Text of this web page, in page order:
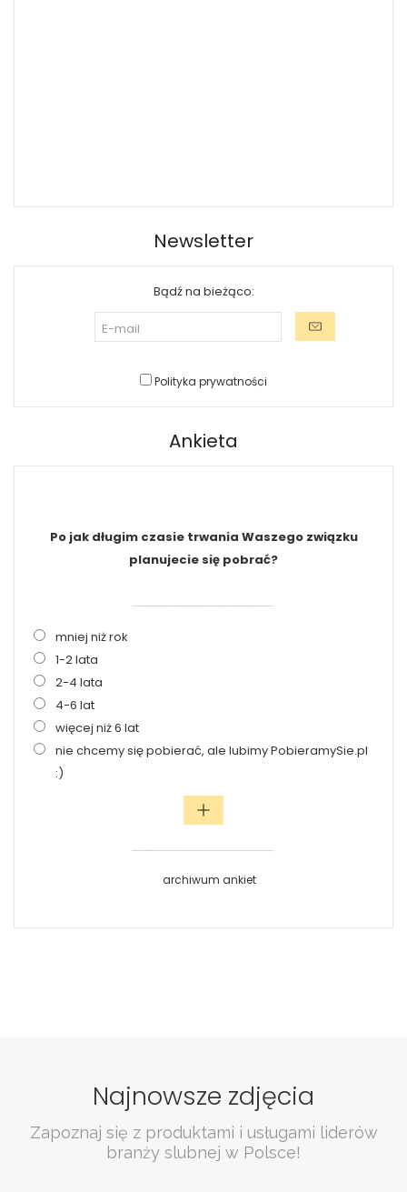
Newsletter
Bądź na bieżąco:
Polityka prywatności
Ankieta
Po jak długim czasie trwania Waszego związku
planujecie się pobrać?
mniej niż rok
1-2 lata
2-4 lata
4-6 lat
więcej niż 6 lat
nie chcemy się pobierać, ale lubimy PobieramySie.pl
:)
archiwum ankiet
Najnowsze zdjęcia
Zapoznaj się z produktami i usługami liderów
branży slubnej w Polsce!